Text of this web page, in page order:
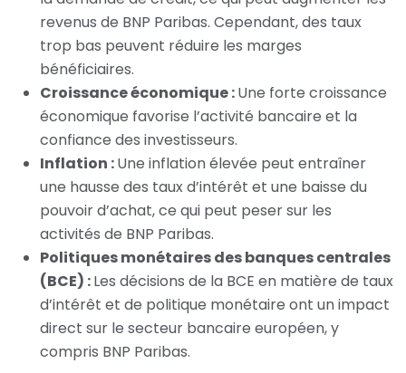
revenus de BNP Paribas. Cependant, des taux
trop bas peuvent réduire les marges
bénéficiaires.
Croissance économique :Une forte croissance
économique favorise l’activité bancaire et la
confiance des investisseurs.
Inflation :Une inflation élevée peut entraîner
une hausse des taux d’intérêt et une baisse du
pouvoir d’achat, ce qui peut peser sur les
activités de BNP Paribas.
Politiques monétaires des banques centrales
(BCE) :Les décisions de la BCE en matière de taux
d’intérêt et de politique monétaire ont un impact
direct sur le secteur bancaire européen, y
compris BNP Paribas.